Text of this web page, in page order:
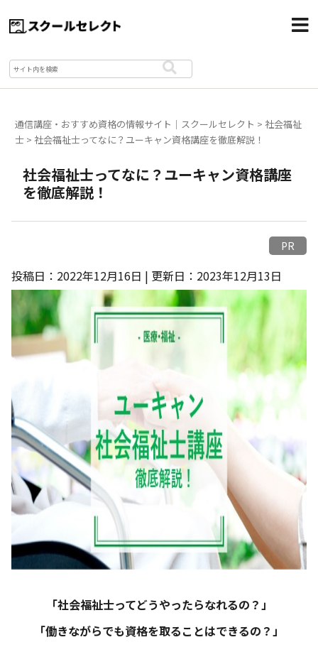
通信講座・おすすめ資格の情報サイト｜スクールセレクト >社会福祉
士 >社会福祉士ってなに？ユーキャン資格講座を徹底解説！
社会福祉士ってなに？ユーキャン資格講座
を徹底解説！
PR
投稿日：2022年12月16日 | 更新日：2023年12月13日
「社会福祉士ってどうやったらなれるの？」
「働きながらでも資格を取ることはできるの？」